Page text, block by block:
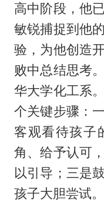
高中阶段，他
敏锐捕捉到他
验，为他创造
败中总结思考
华大学化工系
个关键步骤：
客观看待孩子
角、给予认可
以引导；三是
孩子大胆尝试。